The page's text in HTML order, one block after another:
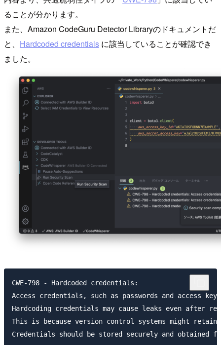
ることが分かります。
また、Amazon CodeGuru Detector Libraryのドキュメントだ
と、 Hardcoded credentials に該当していることが確認でき
ました。
CWE-798 - Hardcoded credentials:
Access credentials, such as passwords and access
Hardcoding credentials may cause leaks even after
This is because version control systems might
Credentials should be stored securely and obtained